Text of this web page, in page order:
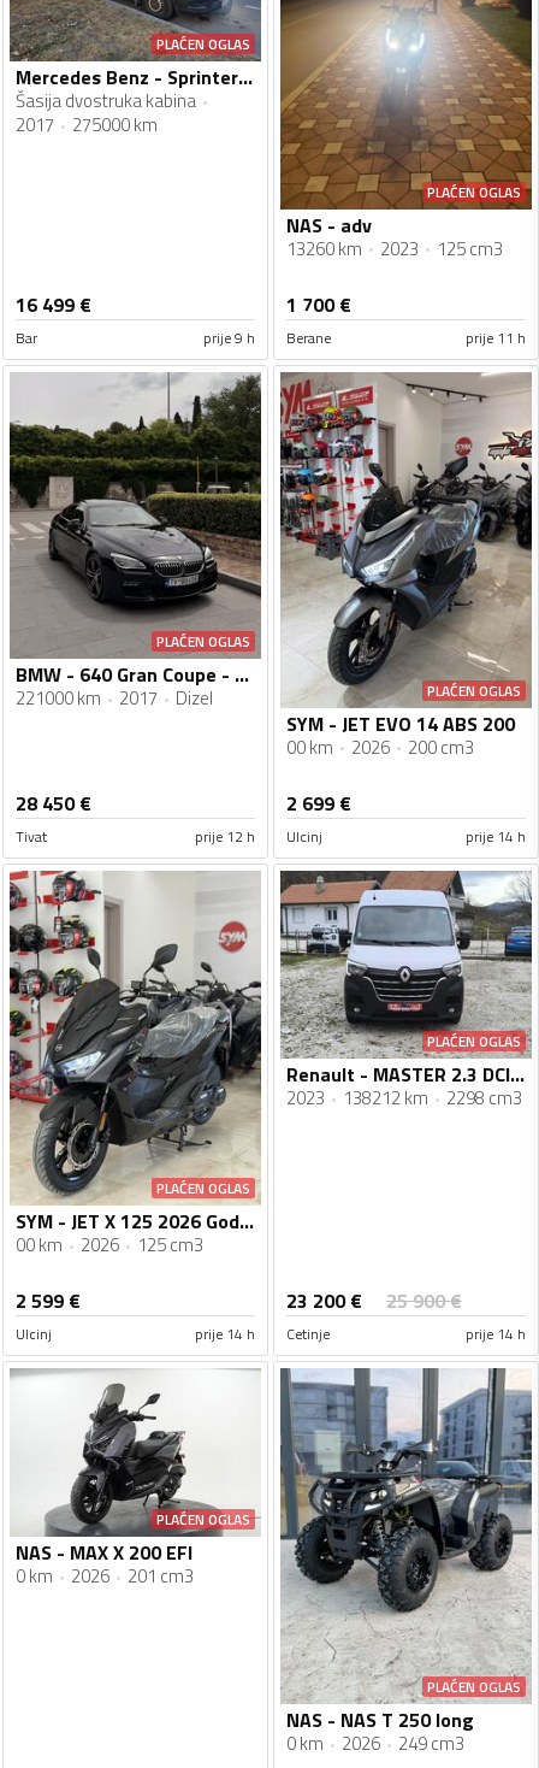
PLAĆEN OGLAS
Mercedes Benz - Sprinter 314 CDI DOKA
Šasija dvostruka kabina
2017
275000 km
16 499 €
Bar prije 9 h
PLAĆEN OGLAS
NAS - adv
13260 km 2023 125 cm3
1 700€
Berane prije 11 h
PLAĆEN OGLAS
BMW - 640 Gran Coupe - 640d Xdrive
221000 km 2017 Dizel
28 450€
Tivat prije 12 h
PLAĆEN OGLAS
SYM - JET EVO 14 ABS 200
00 km 2026 200 cm3
2 699 €
Ulcinj prije 14 h
PLAĆEN OGLAS
SYM - JET X 125 2026 Godiste Nova Serija
00 km 2026 125 cm3
2 599 €
Ulcinj prije 14 h
PLAĆEN OGLAS
Renault - MASTER 2.3 DCI 5.2023
2023 138212 km 2298 cm3
23 200€ 25 900€
Cetinje prije 14 h
PLAĆEN OGLAS
NAS - MAX X 200 EFI
0 km 2026 201 cm3
PLAĆEN OGLAS
NAS - NAS T 250 long
0 km 2026 249 cm3